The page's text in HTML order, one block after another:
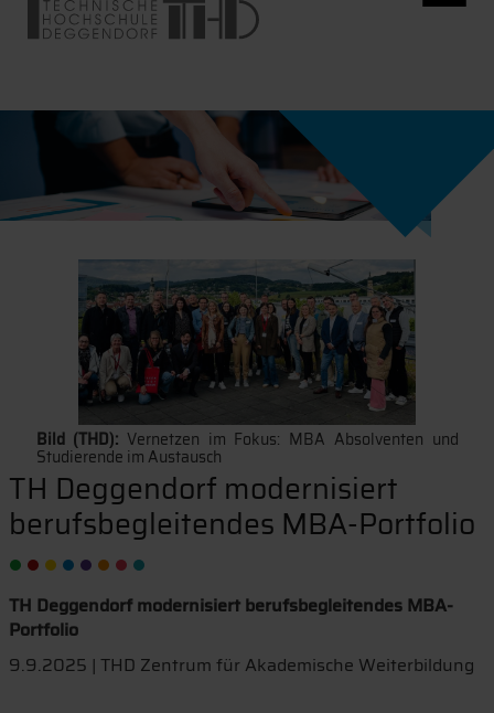
Bild (THD): Vernetzen im Fokus: MBA Absolventen und
Studierende im Austausch
TH Deggendorf modernisiert
berufsbegleitendes MBA-Portfolio
TH Deggendorf modernisiert berufsbegleitendes MBA-
Portfolio
9.9.2025 | THD Zentrum für Akademische Weiterbildung